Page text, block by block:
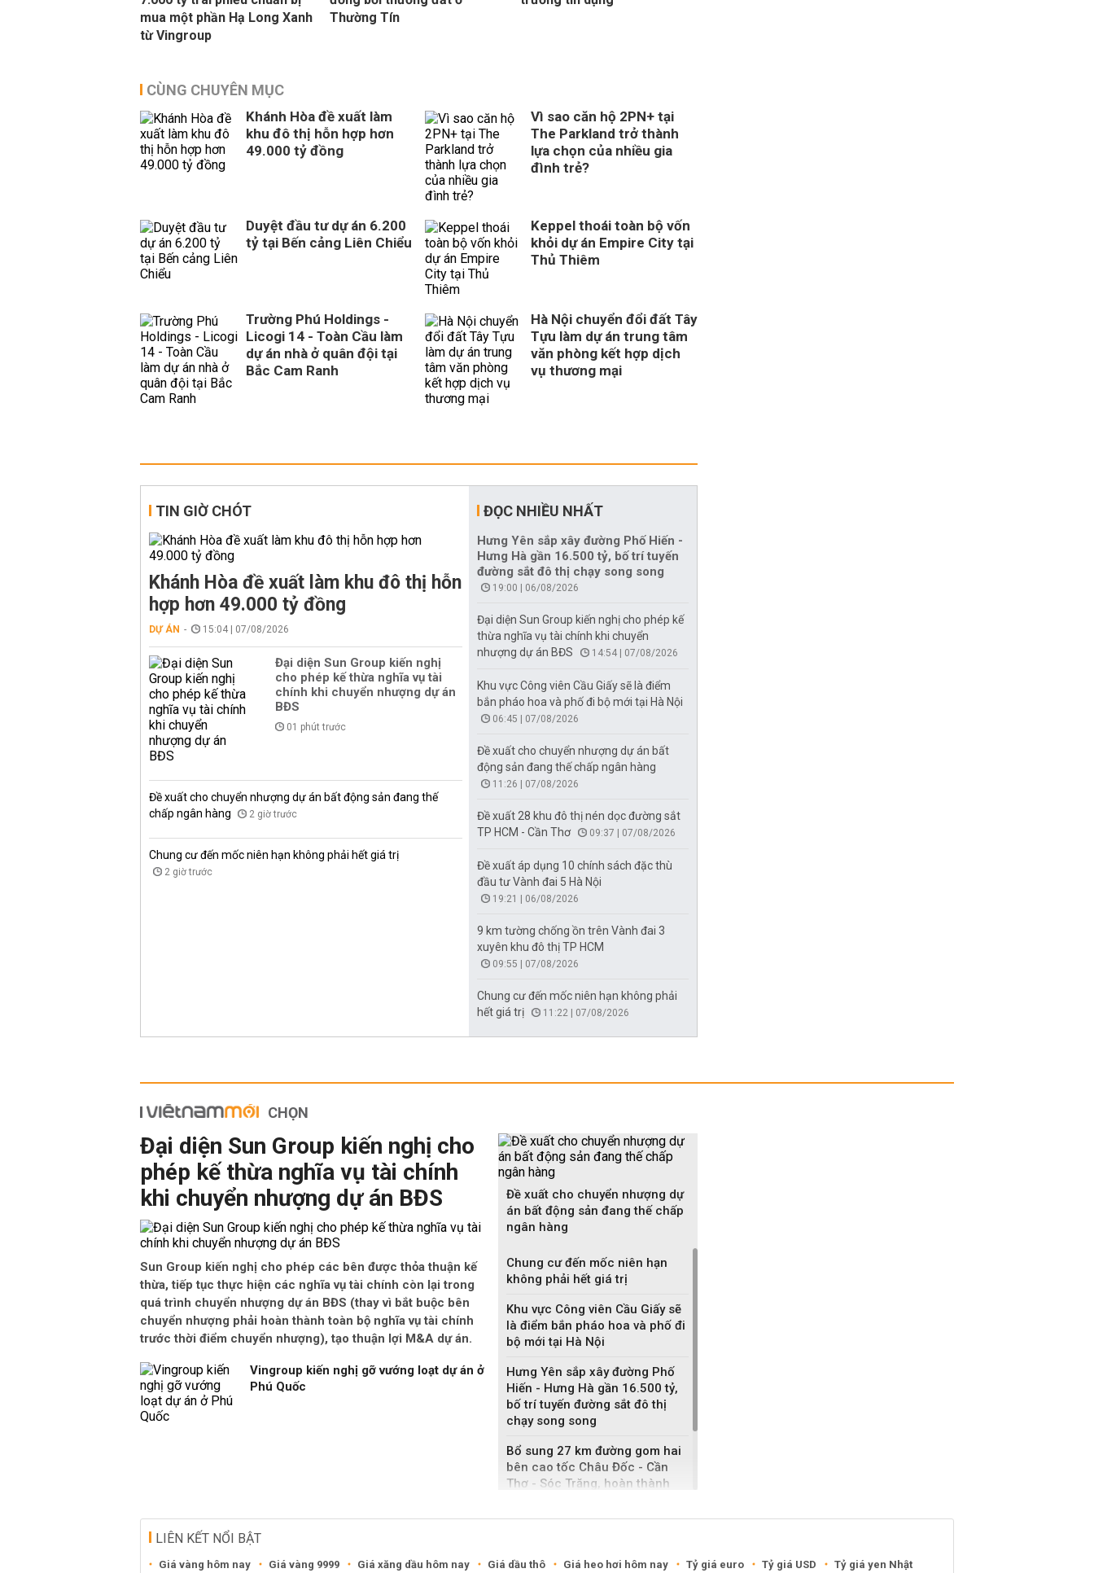
mua một phần Hạ Long Xanh
từ Vingroup
Thường Tín
CÙNG CHUYÊN MỤC
Khánh Hòa đề xuất làm
khu đô thị hỗn hợp hơn
49.000 tỷ đồng
Vì sao căn hộ 2PN+ tại
The Parkland trở thành
lựa chọn của nhiều gia
đình trẻ?
Duyệt đầu tư dự án 6.200
tỷ tại Bến cảng Liên Chiểu
Keppel thoái toàn bộ vốn
khỏi dự án Empire City tại
Thủ Thiêm
Trường Phú Holdings -
Licogi 14 - Toàn Cầu làm
dự án nhà ở quân đội tại
Bắc Cam Ranh
Hà Nội chuyển đổi đất Tây
Tựu làm dự án trung tâm
văn phòng kết hợp dịch
vụ thương mại
TIN GIỜ CHÓT
Khánh Hòa đề xuất làm khu đô thị hỗn
hợp hơn 49.000 tỷ đồng
DỰ ÁN 15:04 | 07/08/2026
Đại diện Sun Group kiến nghị
cho phép kế thừa nghĩa vụ tài
chính khi chuyển nhượng dự án
BĐS
01 phút trước
Đề xuất cho chuyển nhượng dự án bất động sản đang thế
chấp ngân hàng
2 giờ trước
Chung cư đến mốc niên hạn không phải hết giá trị
2 giờ trước
ĐỌC NHIỀU NHẤT
Hưng Yên sắp xây đường Phố Hiến -
Hưng Hà gần 16.500 tỷ, bố trí tuyến
đường sắt đô thị chạy song song
19:00 | 06/08/2026
Đại diện Sun Group kiến nghị cho phép kế
thừa nghĩa vụ tài chính khi chuyển
nhượng dự án BĐS
14:54 | 07/08/2026
Khu vực Công viên Cầu Giấy sẽ là điểm
bắn pháo hoa và phố đi bộ mới tại Hà Nội
06:45 | 07/08/2026
Đề xuất cho chuyển nhượng dự án bất
động sản đang thế chấp ngân hàng
11:26 | 07/08/2026
Đề xuất 28 khu đô thị nén dọc đường sắt
TP HCM - Cần Thơ
09:37 | 07/08/2026
Đề xuất áp dụng 10 chính sách đặc thù
đầu tư Vành đai 5 Hà Nội
19:21 | 06/08/2026
9 km tường chống ồn trên Vành đai 3
xuyên khu đô thị TP HCM
09:55 | 07/08/2026
Chung cư đến mốc niên hạn không phải
hết giá trị
11:22 | 07/08/2026
CHỌN
Đại diện Sun Group kiến nghị cho
phép kế thừa nghĩa vụ tài chính
khi chuyển nhượng dự án BĐS
Sun Group kiến nghị cho phép các bên được thỏa thuận kế
thừa, tiếp tục thực hiện các nghĩa vụ tài chính còn lại trong
quá trình chuyển nhượng dự án BĐS (thay vì bắt buộc bên
chuyển nhượng phải hoàn thành toàn bộ nghĩa vụ tài chính
trước thời điểm chuyển nhượng), tạo thuận lợi M&A dự án.
Vingroup kiến nghị gỡ vướng loạt dự án ở
Phú Quốc
Đề xuất cho chuyển nhượng dự
án bất động sản đang thế chấp
ngân hàng
Chung cư đến mốc niên hạn
không phải hết giá trị
Khu vực Công viên Cầu Giấy sẽ
là điểm bắn pháo hoa và phố đi
bộ mới tại Hà Nội
Hưng Yên sắp xây đường Phố
Hiến - Hưng Hà gần 16.500 tỷ,
bố trí tuyến đường sắt đô thị
chạy song song
Bổ sung 27 km đường gom hai
bên cao tốc Châu Đốc - Cần
Thơ - Sóc Trăng, hoàn thành
LIÊN KẾT NỔI BẬT
Giá vàng hôm nay Giá vàng 9999 Giá xăng dầu hôm nay Giá dầu thô Giá heo hơi hôm nay Tỷ giá euro Tỷ giá USD Tỷ giá yen Nhật